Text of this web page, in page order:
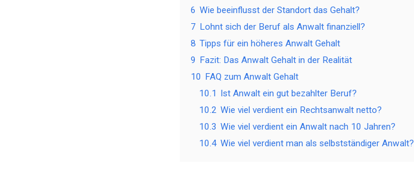
6 Wie beeinflusst der Standort das Gehalt?
7 Lohnt sich der Beruf als Anwalt finanziell?
8 Tipps für ein höheres Anwalt Gehalt
9
Fazit: Das Anwalt Gehalt in der Realität
10
FAQ zum Anwalt Gehalt
10.1
Ist Anwalt ein gut bezahlter Beruf?
10.2 Wie viel verdient ein Rechtsanwalt netto?
10.3 Wie viel verdient ein Anwalt nach 10 Jahren?
10.4 Wie viel verdient man als selbstständiger Anwalt?